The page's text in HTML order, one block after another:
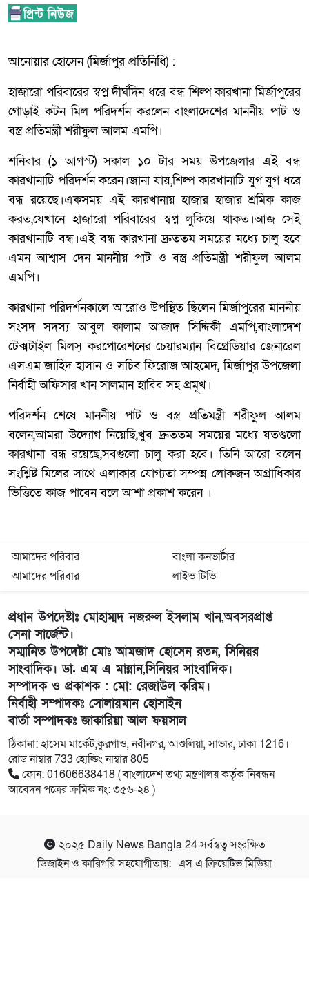
আনোয়ার হোসেন (মির্জাপুর প্রতিনিধি) :
হাজারো পরিবারের স্বপ্ন দীর্ঘদিন ধরে বন্ধ শিল্প কারখানা মির্জাপুরের
গোড়াই কটন মিল পরিদর্শন করলেন বাংলাদেশের মাননীয় পাট ও
বস্ত্র প্রতিমন্ত্রী শরীফুল আলম এমপি।
শনিবার (১ আগস্ট) সকাল ১০ টার সময় উপজেলার এই বন্ধ
কারখানাটি পরিদর্শন করেন।জানা যায়,শিল্প কারখানাটি যুগ যুগ ধরে
বন্ধ রয়েছে।একসময় এই কারখানায় হাজার হাজার শ্রমিক কাজ
করত,যেখানে হাজারো পরিবারের স্বপ্ন লুকিয়ে থাকত।আজ সেই
কারখানাটি বন্ধ।এই বন্ধ কারখানা দ্রুততম সময়ের মধ্যে চালু হবে
এমন আশ্বাস দেন মাননীয় পাট ও বস্ত্র প্রতিমন্ত্রী শরীফুল আলম
এমপি।
কারখানা পরিদর্শনকালে আরোও উপস্থিত ছিলেন মির্জাপুরের মাননীয়
সংসদ সদস্য আবুল কালাম আজাদ সিদ্দিকী এমপি,বাংলাদেশ
টেক্সটাইল মিলস্ করপোরেশনের চেয়ারম্যান বিগ্রেডিয়ার জেনারেল
এসএম জাহিদ হাসান ও সচিব ফিরোজ আহমেদ, মির্জাপুর উপজেলা
নির্বাহী অফিসার খান সালমান হাবিব সহ প্রমূখ।
পরিদর্শন শেষে মাননীয় পাট ও বস্ত্র প্রতিমন্ত্রী শরীফুল আলম
বলেন,আমরা উদ্যোগ নিয়েছি,খুব দ্রুততম সময়ের মধ্যে যতগুলো
কারখানা বন্ধ রয়েছে,সবগুলো চালু করা হবে। তিনি আরো বলেন
সংশ্লিষ্ট মিলের সাথে এলাকার যোগ্যতা সম্পন্ন লোকজন অগ্রাধিকার
ভিত্তিতে কাজ পাবেন বলে আশা প্রকাশ করেন ।
আমাদের পরিবার
বাংলা কনভার্টার
আমাদের পরিবার
লাইভ টিভি
প্রধান উপদেষ্টাঃ মোহাম্মদ নজরুল ইসলাম খান,অবসরপ্রাপ্ত
সেনা সার্জেন্ট।
সম্মানিত উপদেষ্টা মোঃ আমজাদ হোসেন রতন, সিনিয়র
সাংবাদিক। ডা. এম এ মান্নান,সিনিয়র সাংবাদিক।
সম্পাদক ও প্রকাশক : মো: রেজাউল করিম।
নির্বাহী সম্পাদকঃ সোলায়মান হোসাইন
বার্তা সম্পাদকঃ জাকারিয়া আল ফয়সাল
ঠিকানা: হাসেম মার্কেট,কুরগাও, নবীনগর, আশুলিয়া, সাভার, ঢাকা 1216।
রোড নাম্বার 733 হোল্ডিং নাম্বার 805
ফোন: 01606638418 ( বাংলাদেশ তথ্য মন্ত্রণালয় কর্তৃক নিবন্ধন
আবেদন পত্রের ক্রমিক নং: ৩৫৬-২৪ )
২০২৫ Daily News Bangla 24সর্বস্বত্ব সংরক্ষিত
ডিজাইন ও কারিগরি সহযোগীতায়: এস এ ক্রিয়েটিভ মিডিয়া